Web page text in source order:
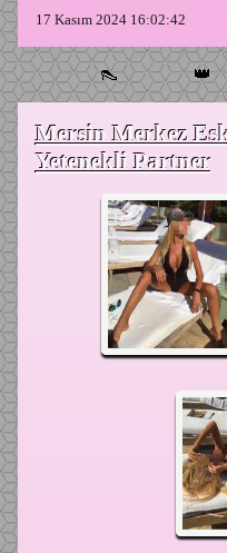
17 Kasım 2024 16:02:42
👠 👑
Mersin Merkez
Yetenekli Partner